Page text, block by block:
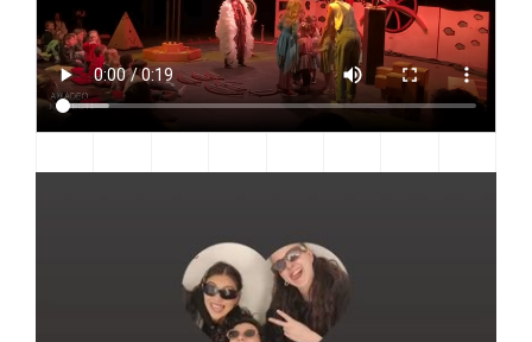
Notre histoire
Approche
Imaginarium
Offre
Inspiration